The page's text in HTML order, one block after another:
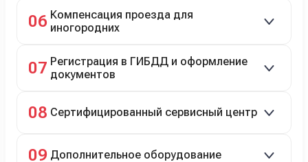
06 Компенсация проезда для
иногородних
07 Регистрация в ГИБДД и оформление
документов
08 Сертифицированный сервисный центр
технический ремонт.
09 Дополнительное оборудование